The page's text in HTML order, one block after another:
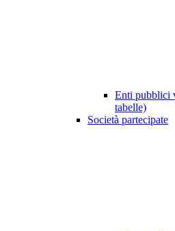
Enti pubblici
tabelle)
Società partecipate